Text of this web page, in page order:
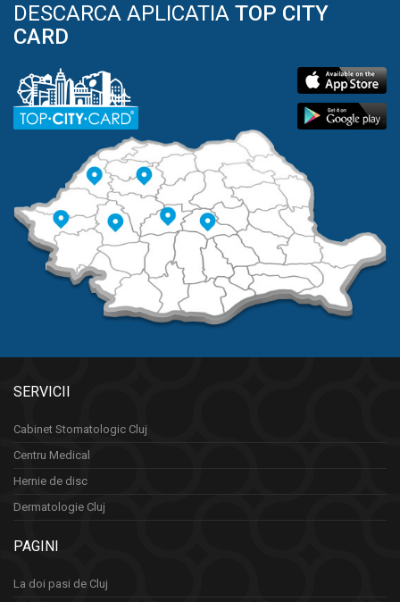
DESCARCA APLICATIA TOP CITY
CARD
SERVICII
Cabinet Stomatologic Cluj
Centru Medical
Hernie de disc
Dermatologie Cluj
PAGINI
La doi pasi de Cluj